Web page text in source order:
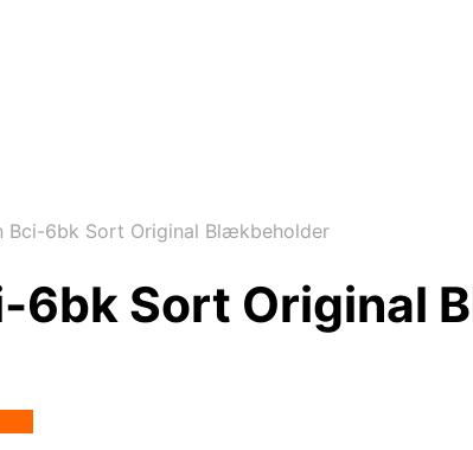
Bci-6bk Sort Original Blækbeholder
6bk Sort Original